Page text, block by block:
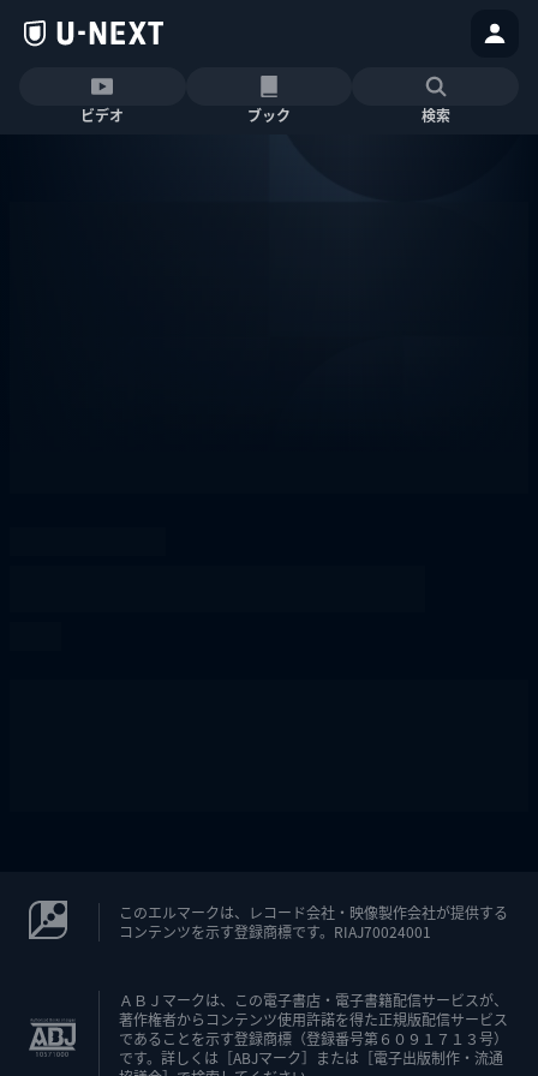
ビデオ ブック 検索
このエルマークは、レコード会社・映像製作会社が提供する
コンテンツを示す登録商標です。RIAJ70024001
ＡＢＪマークは、この電子書店・電子書籍配信サービスが、
著作権者からコンテンツ使用許諾を得た正規版配信サービス
であることを示す登録商標（登録番号第６０９１７１３号）
です。詳しくは［ABJマーク］または［電子出版制作・流通